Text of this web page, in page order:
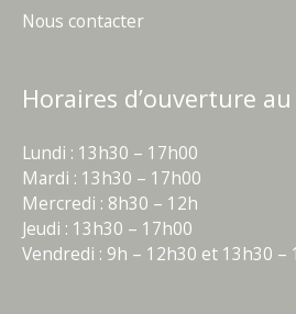
Nous contacter
Horaires d’ouverture
Lundi : 13h30 – 17h00
Mardi : 13h30 – 17h00
Mercredi : 8h30 – 12h
Jeudi : 13h30 – 17h00
Vendredi : 9h – 12h30 et 13h30 –